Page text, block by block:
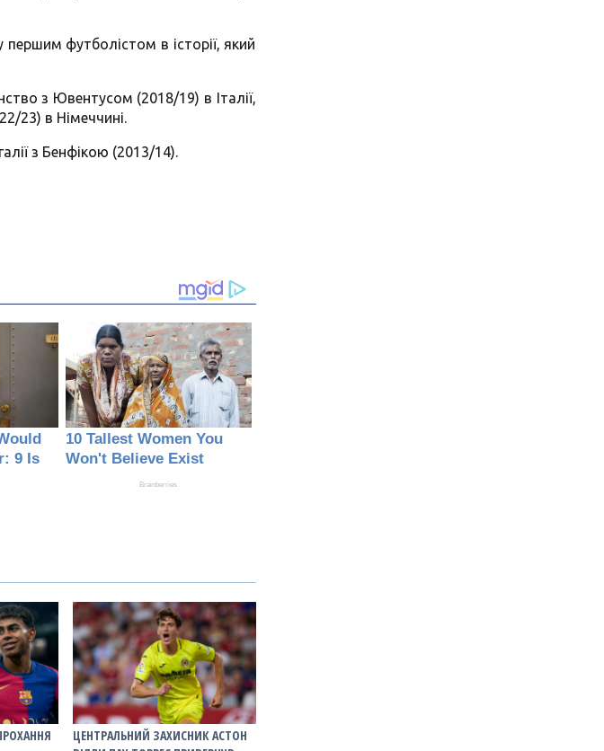
футболістом в історії, який
з Ювентусом (2018/19) в Італії,
23) в Німеччині.
з Бенфікою (2013/14).
ЦЕНТРАЛЬНИЙ ЗАХИСНИК АСТОН